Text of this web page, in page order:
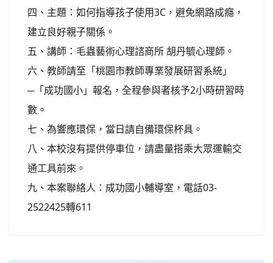
四、主題：如何指導孩子使用3C，避免網路成癮，
建立良好親子關係。
五、講師：毛蟲藝術心理諮商所 胡丹毓心理師。
六、教師請至「桃園市教師專業發展研習系統」
─「成功國小」報名，全程參與者核予2小時研習時
數。
七、為響應環保，當日請自備環保杯具。
八、本校沒有提供停車位，請盡量搭乘大眾運輸交
通工具前來。
九、本案聯絡人：成功國小輔導室，電話03-
2522425轉611